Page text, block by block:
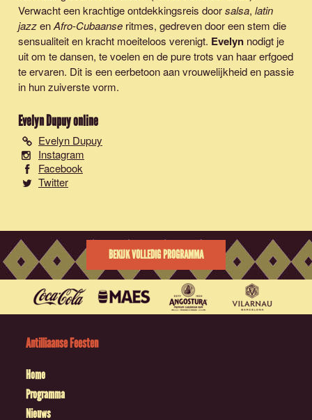
Verwacht een krachtige ontdekkingsreis doorsalsa, latin
jazzenAfro-Cubaanse ritmes, gedreven door een stem die
sensualiteit en kracht moeiteloos verenigt. Evelyn nodigt je
uit om te dansen, te voelen en de pure trots van haar erfgoed
te ervaren. Dit is een eerbetoon aan vrouwelijkheid en passie
in hun zuiverste vorm.
Evelyn Dupuyonline
Evelyn Dupuy
Instagram
Facebook
Twitter
BEKIJK VOLLEDIG PROGRAMMA
Antilliaanse Feesten
Home
Programma
Nieuws